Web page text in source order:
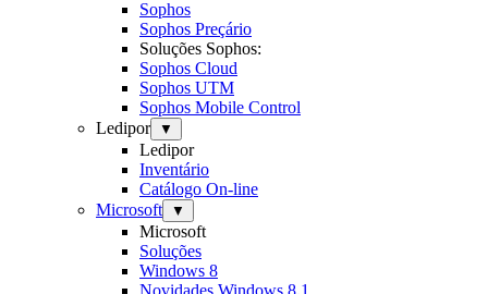
Sophos
Sophos Preçário
Soluções Sophos:
Sophos Cloud
Sophos UTM
Sophos Mobile Control
Ledipor
▼
Ledipor
Inventário
Catálogo On-line
Microsoft
▼
Microsoft
Soluções
Windows 8
Novidades Windows 8.1